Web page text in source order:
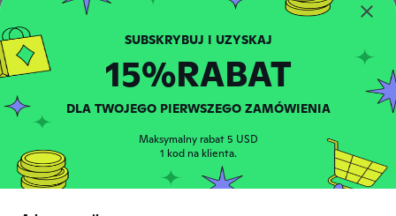
Adam
około 6 roku temu
Rok dołączenia 2019 · 180 opinie · 164 przesłane
자석 짱! 차 안 분위기가 살아나네요
około 6 roku temu
15%RABAT
DLA TWOJEGO PIERWSZEGO ZAMÓWIENIA
Maksymalny rabat 5 USD
1 kod na klienta.